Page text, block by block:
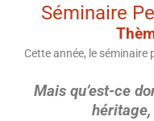
Séminaire
Cette année, le
Mais qu’est-ce